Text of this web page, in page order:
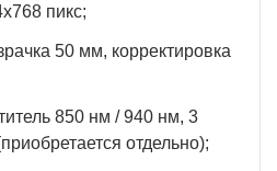
пикс;
50 мм, корректировка
850 нм / 940 нм, 3
отдельно);